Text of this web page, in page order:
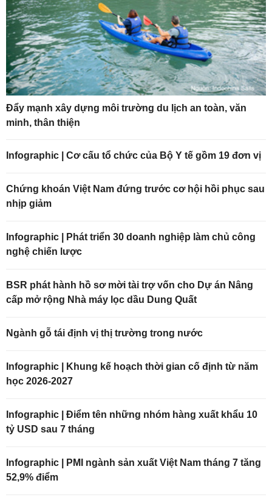
Đẩy mạnh xây dựng môi trường du lịch an toàn, văn
minh, thân thiện
Infographic | Cơ cấu tổ chức của Bộ Y tế gồm 19 đơn vị
Chứng khoán Việt Nam đứng trước cơ hội hồi phục sau
nhịp giảm
Infographic | Phát triển 30 doanh nghiệp làm chủ công
nghệ chiến lược
BSR phát hành hồ sơ mời tài trợ vốn cho Dự án Nâng
cấp mở rộng Nhà máy lọc dầu Dung Quất
Ngành gỗ tái định vị thị trường trong nước
Infographic | Khung kế hoạch thời gian cố định từ năm
học 2026-2027
Infographic | Điểm tên những nhóm hàng xuất khẩu 10
tỷ USD sau 7 tháng
Infographic | PMI ngành sản xuất Việt Nam tháng 7 tăng
52,9% điểm